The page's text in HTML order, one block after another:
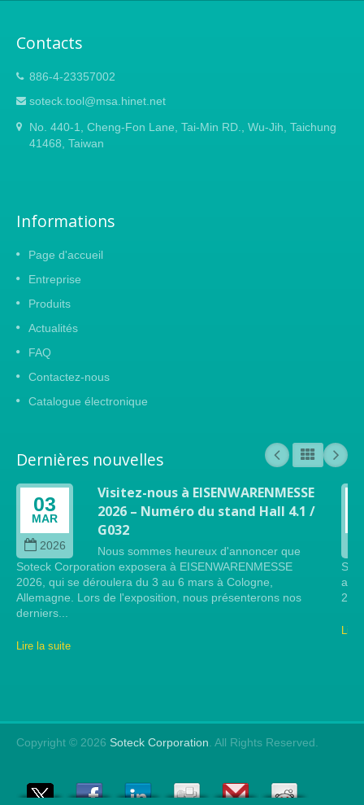
Contacts
886-4-23357002
soteck.tool@msa.hinet.net
No. 440-1, Cheng-Fon Lane, Tai-Min RD., Wu-Jih, Taichung
41468, Taiwan
Informations
Page d'accueil
Entreprise
Produits
Actualités
FAQ
Contactez-nous
Catalogue électronique
Dernières nouvelles
03
MAR
2026
Visitez-nous à EISENWARENMESSE
2026 – Numéro du stand Hall 4.1 /
G032
Nous sommes heureux d'annoncer que
Soteck Corporation exposera à EISENWARENMESSE
2026, qui se déroulera du 3 au 6 mars à Cologne,
Allemagne. Lors de l'exposition, nous présenterons nos
derniers...
Lire la suite
Copyright © 2026 Soteck Corporation . All Rights Reserved.